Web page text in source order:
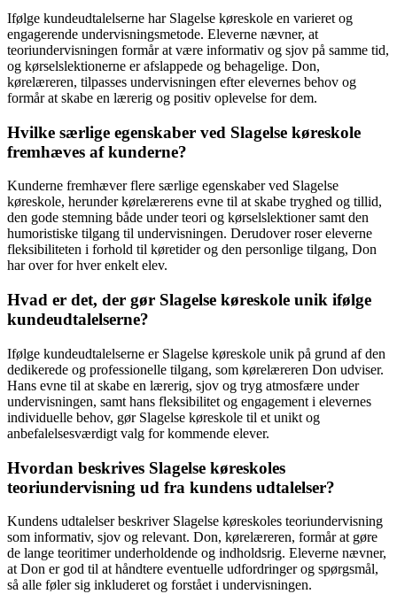
Ifølge kundeudtalelserne har Slagelse køreskole en varieret og
engagerende undervisningsmetode. Eleverne nævner, at
teoriundervisningen formår at være informativ og sjov på samme tid,
og kørselslektionerne er afslappede og behagelige. Don,
kørelæreren, tilpasses undervisningen efter elevernes behov og
formår at skabe en lærerig og positiv oplevelse for dem.
Hvilke særlige egenskaber ved Slagelse køreskole
fremhæves af kunderne?
Kunderne fremhæver flere særlige egenskaber ved Slagelse
køreskole, herunder kørelærerens evne til at skabe tryghed og tillid,
den gode stemning både under teori og kørselslektioner samt den
humoristiske tilgang til undervisningen. Derudover roser eleverne
fleksibiliteten i forhold til køretider og den personlige tilgang, Don
har over for hver enkelt elev.
Hvad er det, der gør Slagelse køreskole unik ifølge
kundeudtalelserne?
Ifølge kundeudtalelserne er Slagelse køreskole unik på grund af den
dedikerede og professionelle tilgang, som kørelæreren Don udviser.
Hans evne til at skabe en lærerig, sjov og tryg atmosfære under
undervisningen, samt hans fleksibilitet og engagement i elevernes
individuelle behov, gør Slagelse køreskole til et unikt og
anbefalelsesværdigt valg for kommende elever.
Hvordan beskrives Slagelse køreskoles
teoriundervisning ud fra kundens udtalelser?
Kundens udtalelser beskriver Slagelse køreskoles teoriundervisning
som informativ, sjov og relevant. Don, kørelæreren, formår at gøre
de lange teoritimer underholdende og indholdsrig. Eleverne nævner,
at Don er god til at håndtere eventuelle udfordringer og spørgsmål,
så alle føler sig inkluderet og forstået i undervisningen.